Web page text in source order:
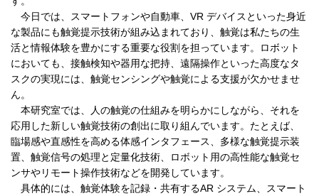
今日では、スマートフォンや自動車、VR デバイスといった身近
な製品にも触覚提示技術が組み込まれており、触覚は私たちの生
活と情報体験を豊かにする重要な役割を担っています。ロボット
においても、接触検知や器用な把持、遠隔操作といった高度なタ
スクの実現には、触覚センシングや触覚による支援が欠かせませ
ん。
本研究室では、人の触覚の仕組みを明らかにしながら、それを
応用した新しい触覚技術の創出に取り組んでいます。たとえば、
臨場感や直感性を高める体感インタフェース、多様な触覚提示装
置、触覚信号の処理と定量化技術、ロボット用の高性能な触覚セ
ンサやリモート操作技術などを開発しています。
具体的には、触覚体験を記録・共有するAR システム、スマート